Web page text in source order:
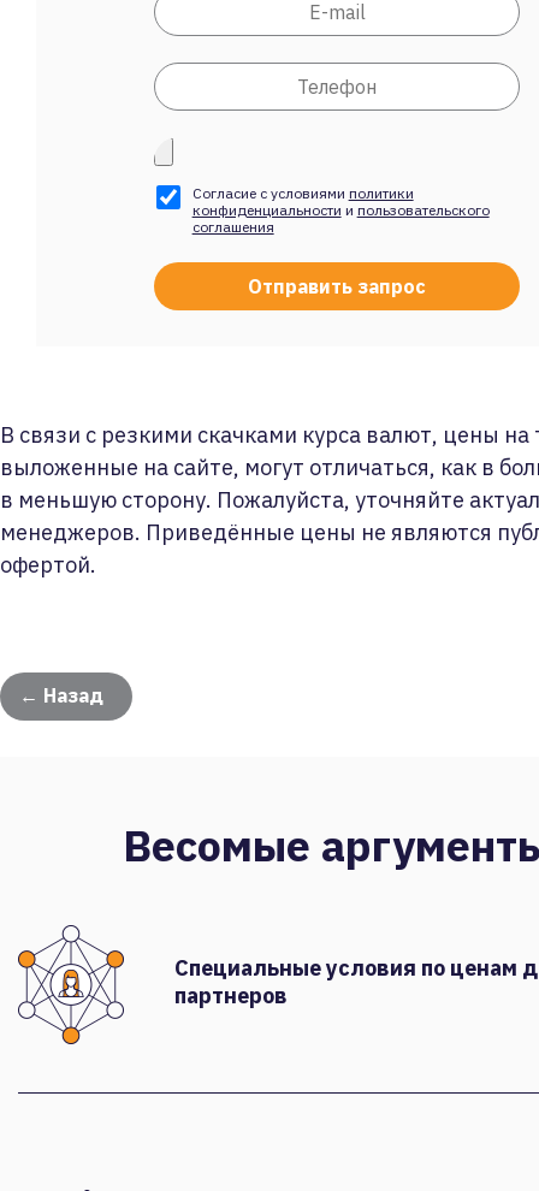
Согласие с условиями политики
конфиденциальности и пользовательского
соглашения
В связи с резкими скачками курса валют, цены на
выложенные на сайте, могут отличаться, как в
в меньшую сторону. Пожалуйста, уточняйте
менеджеров. Приведённые цены не являются
офертой.
← Назад
Весомые
Специальные условия по ценам
партнеров